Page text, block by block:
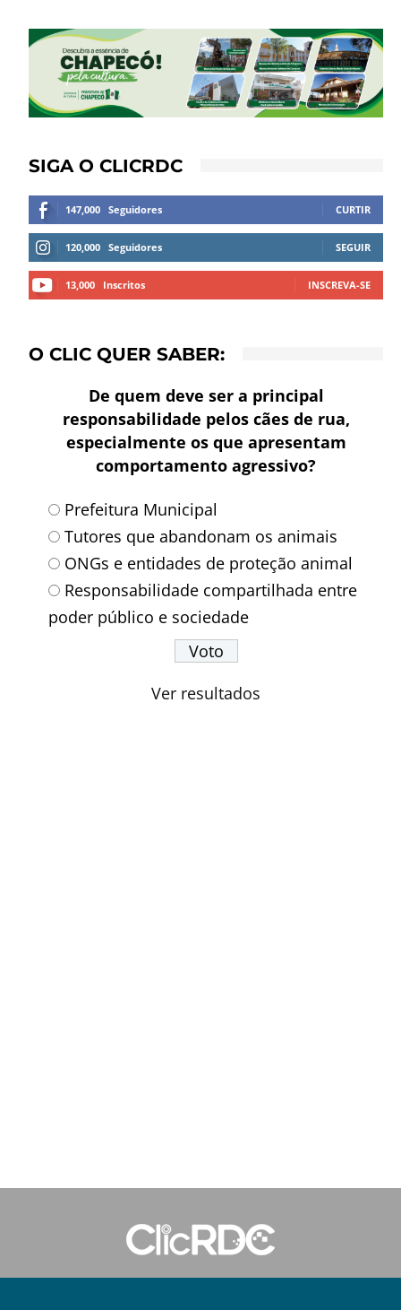
SIGA O CLICRDC
147,000 Seguidores CURTIR
120,000 Seguidores SEGUIR
13,000 Inscritos INSCREVA-SE
O CLIC QUER SABER:
De quem deve ser a principal
responsabilidade pelos cães de rua,
especialmente os que apresentam
comportamento agressivo?
Prefeitura Municipal
Tutores que abandonam os animais
ONGs e entidades de proteção animal
Responsabilidade compartilhada entre
poder público e sociedade
Ver resultados